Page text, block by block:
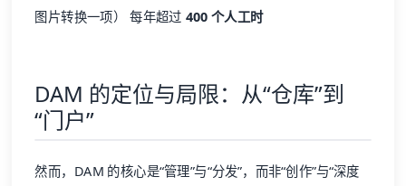
图片转换一项） 每年超过 400 个人工时
DAM 的定位与局限：从“仓库”到
“门户”
然而，DAM 的核心是“管理”与“分发”，而非“创作”与“深度